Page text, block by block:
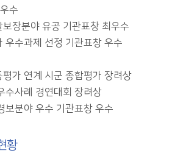
수
장분야 유공 기관표창 최우수
수과제 선정 기관표창 우수
가 연계 시군 종합평가 장려상
수사례 경연대회 장려상
분야 우수 기관표창 우수
황